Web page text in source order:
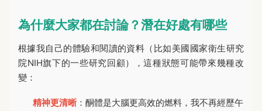
為什麼大家都在討論？潛在好處有哪些
根據我自己的體驗和閱讀的資料（比如美國國家衛生研究
院NIH旗下的一些研究回顧），這種狀態可能帶來幾種改
變：
精神更清晰 ：酮體是大腦更高效的燃料，我不再經歷午